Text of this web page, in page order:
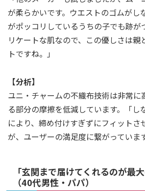
が柔らかいです。ウエストのゴムがし
がポッコリしているうちの子でも跡が
リケートな肌なので、この優しさは親
トですね。」
【分析】
ユニ・チャームの不織布技術は非常に
る部分の摩擦を低減しています。「し
により、締め付けすぎずにフィットさ
が、ユーザーの満足度に繋がっています
「玄関まで届けてくれるのが最
（40代男性・パパ）